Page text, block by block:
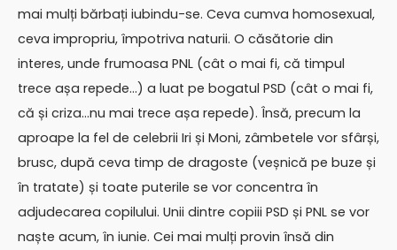
mai mulți bărbați iubindu-se. Ceva cumva homosexual,
ceva impropriu, împotriva naturii. O căsătorie din
interes, unde frumoasa PNL (cât o mai fi, că timpul
trece așa repede…) a luat pe bogatul PSD (cât o mai fi,
că și criza…nu mai trece așa repede). Însă, precum la
aproape la fel de celebrii Iri și Moni, zâmbetele vor sfârși,
brusc, după ceva timp de dragoste (veșnică pe buze și
în tratate) și toate puterile se vor concentra în
adjudecarea copilului. Unii dintre copiii PSD și PNL se vor
naște acum, în iunie. Cei mai mulți provin însă din